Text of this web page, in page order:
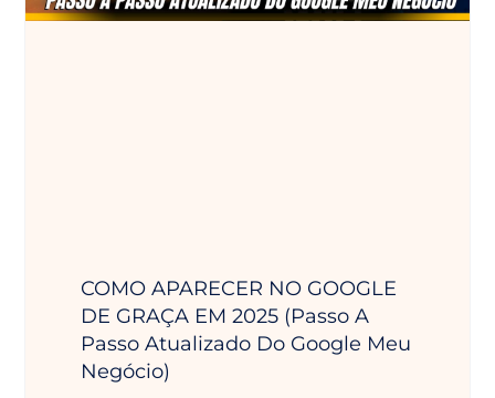
COMO APARECER NO GOOGLE
DE GRAÇA EM 2025 (Passo A
Passo Atualizado Do Google Meu
Negócio)